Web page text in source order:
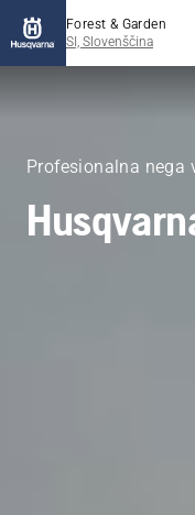
Forest & Garden
SI, Slovenščina
Profesionalna nega